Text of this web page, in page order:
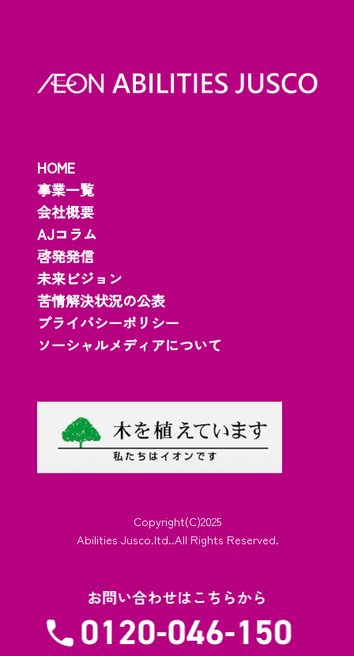
HOME
事業一覧
会社概要
AJコラム
啓発発信
未来ビジョン
苦情解決状況の公表
プライバシーポリシー
ソーシャルメディアについて
Copyright(C)2025
Abilities Jusco.ltd..All Rights Reserved.